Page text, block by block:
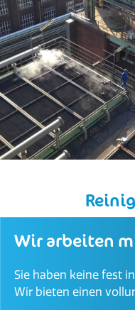
Wir arbeiten
Sie haben keine fest
Wir bieten einen